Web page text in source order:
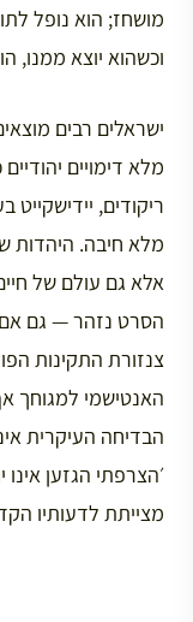
מושחז; הוא נופל
וכשהוא יוצא ממנו,
ישראלים רבים
מלא דימויים
ריקודים,
מלא חיבה. היהדות
אלא גם עולם של
הסרט נזהר — גם אם
צנזורת התקינות
האנטישמי למגוחך
הבדיחה העיקרית
׳הצרפתי הגזען
מצייתת לדעותיו